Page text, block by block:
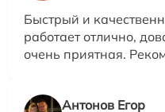
Быстрый и
работает отлично,
очень приятная.
Антонов Егор